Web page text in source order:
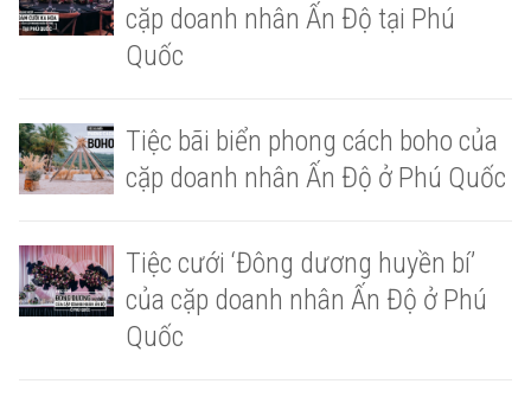
cặp doanh nhân Ấn Độ tại Phú
Quốc
Tiệc bãi biển phong cách boho của
cặp doanh nhân Ấn Độ ở Phú Quốc
Tiệc cưới ‘Đông dương huyền bí’
của cặp doanh nhân Ấn Độ ở Phú
Quốc